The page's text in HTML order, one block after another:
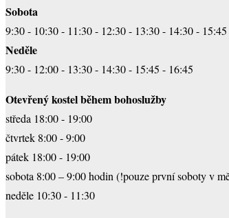
Sobota
9:30 - 10:30 - 11:30 - 12:30 - 13:30 - 14:30 -
Neděle
9:30 - 12:00 - 13:30 - 14:30 - 15:45 - 16:45
Otevřený kostel během bohoslužby
středa 18:00 - 19:00
čtvrtek 8:00 - 9:00
pátek 18:00 - 19:00
sobota 8:00 – 9:00 hodin (!pouze první soboty v
neděle 10:30 - 11:30